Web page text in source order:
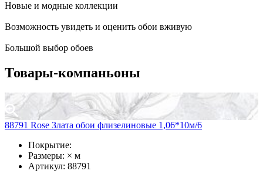
Новые и модные коллекции
Возможность увидеть и оценить обои вживую
Большой выбор обоев
Товары-компаньоны
88791 Rose Злата обои флизелиновые 1,06*10м/6
Покрытие:
Размеры: × м
Артикул: 88791